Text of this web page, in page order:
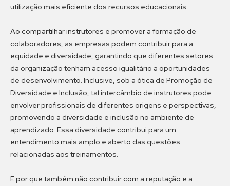
utilização mais eficiente dos recursos educacionais.
Ao compartilhar instrutores e promover a formação de
colaboradores, as empresas podem contribuir para a
equidade e diversidade, garantindo que diferentes setores
da organização tenham acesso igualitário a oportunidades
de desenvolvimento. Inclusive, sob a ótica de Promoção de
Diversidade e Inclusão, tal intercâmbio de instrutores pode
envolver profissionais de diferentes origens e perspectivas,
promovendo a diversidade e inclusão no ambiente de
aprendizado. Essa diversidade contribui para um
entendimento mais amplo e aberto das questões
relacionadas aos treinamentos.
E por que também não contribuir com a reputação e a